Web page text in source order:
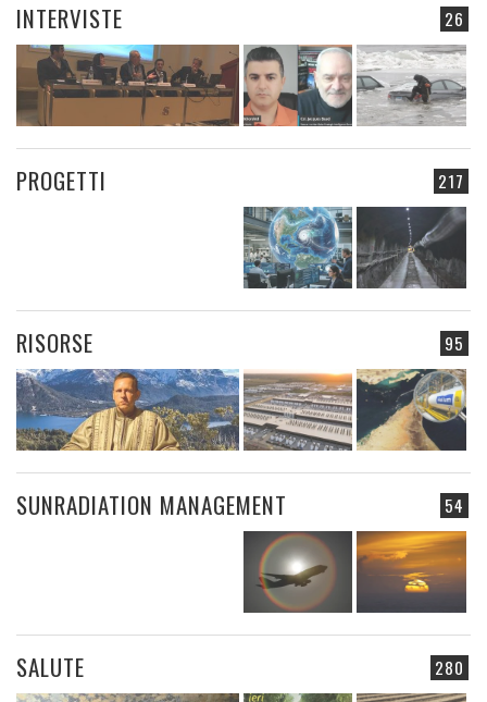
26
INTERVISTE
217
PROGETTI
95
RISORSE
54
SUNRADIATION MANAGEMENT
280
SALUTE